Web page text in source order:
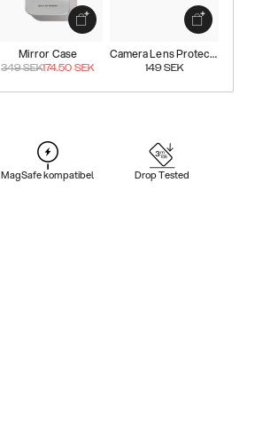
Mirror Case
349SEK174.50 SEK
Camera Lens Protector
149 SEK
MagSafe kompatibel Drop Tested